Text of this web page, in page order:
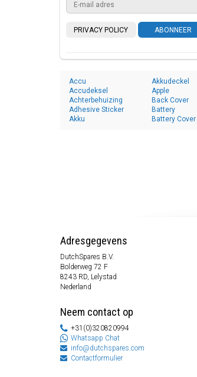
PRIVACY POLICY ABONNEER
Accu
Accudeksel
Achterbehuizing
Adhesive Sticker
Akku
Akkudeckel
Apple
Back Cover
Battery
Battery Cover
Adresgegevens
DutchSpares B.V.
Bolderweg 72 F
8243 RD, Lelystad
Nederland
Neem contact op
+31(0)320820994
Whatsapp Chat
info@dutchspares.com
Contactformulier